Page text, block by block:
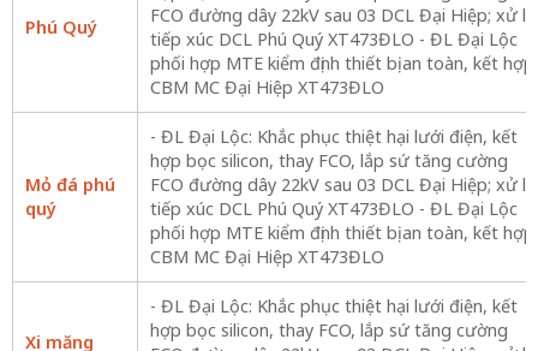
Phú Quý
FCO đường dây 22kV sau 03 DCL Đại Hiệp; xử lý
tiếp xúc DCL Phú Quý XT473ĐLO - ĐL Đại Lộc
phối hợp MTE kiểm định thiết bị an toàn, kết hợp
CBM MC Đại Hiệp XT473ĐLO
Mỏ đá phú
quý
- ĐL Đại Lộc: Khắc phục thiệt hại lưới điện, kết
hợp bọc silicon, thay FCO, lắp sứ tăng cường
FCO đường dây 22kV sau 03 DCL Đại Hiệp; xử lý
tiếp xúc DCL Phú Quý XT473ĐLO - ĐL Đại Lộc
phối hợp MTE kiểm định thiết bị an toàn, kết hợp
CBM MC Đại Hiệp XT473ĐLO
Xi măng
- ĐL Đại Lộc: Khắc phục thiệt hại lưới điện, kết
hợp bọc silicon, thay FCO, lắp sứ tăng cường